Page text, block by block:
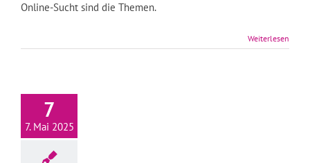
Online-Sucht sind die Themen.
Weiterlesen
7
7. Mai 2025